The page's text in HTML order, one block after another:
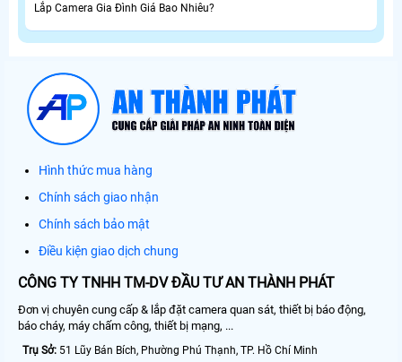
Lắp Camera Gia Đình Giá Bao Nhiêu?
Hình thức mua hàng
Chính sách giao nhận
Chính sách bảo mật
Điều kiện giao dịch chung
CÔNG TY TNHH TM-DV ĐẦU TƯ AN THÀNH PHÁT
Đơn vị chuyên cung cấp & lắp đặt camera quan sát, thiết bị báo động,
báo cháy, máy chấm công, thiết bị mạng, ...
Trụ Sở: 51 Lũy Bán Bích, Phường Phú Thạnh, TP. Hồ Chí Minh